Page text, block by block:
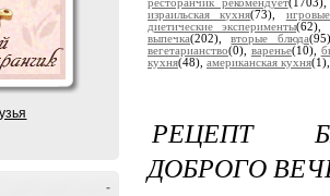
-
ресторанчик рекомендует
израильская кухня(73),
диетические эксперименты(62),
выпечка(202),вторые блюда
вегетарианство(0), варенье(10),
кухня(48), американская кухня
РЕЦЕПТ
ДОБРОГО